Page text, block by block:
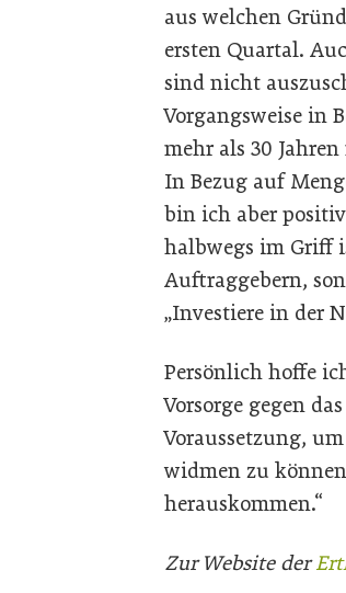
aus welchen
ersten Quartal.
sind nicht
Vorgangsweise in
mehr als 30
In Bezug auf
bin ich aber
halbwegs im Griff
Auftraggebern,
„Investiere in der
Persönlich hoffe
Vorsorge gegen
Voraussetzung,
widmen zu
herauskommen.“
Zur Website der